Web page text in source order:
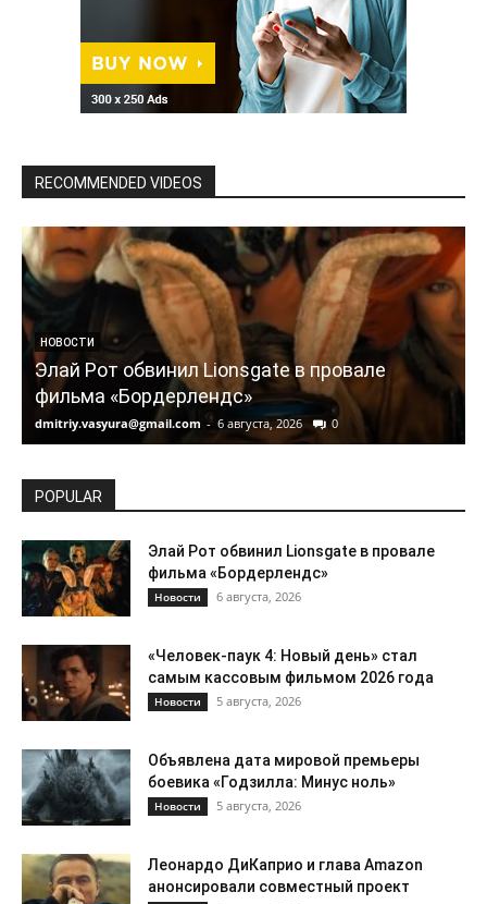
RECOMMENDED VIDEOS
НОВОСТИ
Элай Рот обвинил Lionsgate в провале
фильма «Бордерлендс»
dmitriy.vasyura@gmail.com - 6 августа, 2026 0
POPULAR
Элай Рот обвинил Lionsgate в провале
фильма «Бордерлендс»
Новости 6 августа, 2026
«Человек-паук 4: Новый день» стал
самым кассовым фильмом 2026 года
Новости 5 августа, 2026
Объявлена дата мировой премьеры
боевика «Годзилла: Минус ноль»
Новости 5 августа, 2026
Леонардо ДиКаприо и глава Amazon
анонсировали совместный проект